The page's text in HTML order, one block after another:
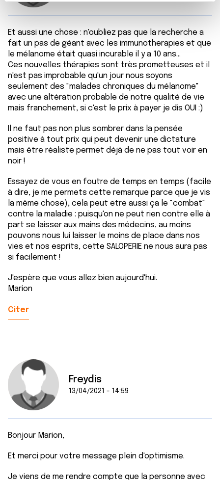
Les cookies nous permettent de personnaliser le contenu
et les annonces, d'offrir des fonctionnalités relatives aux
partageons également des informations sur l'utilisation de
notre site avec nos partenaires de médias sociaux, de
publicité et d'analyse, qui peuvent combiner celles-ci
avec d'autres informations que vous leur avez fournies
ou qu'ils ont collectées lors de votre utilisation de leurs
services.
t
Et aussi une chose : n'oubliez pas que la recherche a
fait un pas de géant avec les immunotherapies et que
le mélanome était quasi incurable il y a 10 ans...
Ces nouvelles thérapies sont très prometteuses et il
n'est pas improbable qu'un jour nous soyons
seulement des "malades chroniques du mélanome"
avec une altération probable de notre qualité de vie
mais franchement, si c'est le prix à payer je dis OUI :)
Il ne faut pas non plus sombrer dans la pensée
positive à tout prix qui peut devenir une dictature
mais être réaliste permet déjà de ne pas tout voir en
noir !
Essayez de vous en foutre de temps en temps (facile
à dire, je me permets cette remarque parce que je vis
la même chose), cela peut etre aussi ça le "combat"
contre la maladie : puisqu'on ne peut rien contre elle à
part se laisser aux mains des médecins, au moins
pouvons nous lui laisser le moins de place dans nos
vies et nos esprits, cette SALOPERIE ne nous aura pas
si facilement !
J'espère que vous allez bien aujourd'hui.
Marion
Citer
Freydis
13/04/2021 - 14:59
Bonjour Marion,
Et merci pour votre message plein d'optimisme.
Je viens de me rendre compte que la personne avec